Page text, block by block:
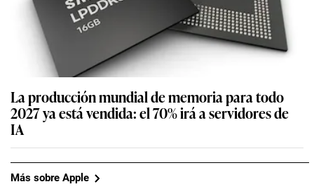
La producción mundial de memoria para todo
2027 ya está vendida: el 70% irá a servidores de
IA
Más sobre Apple